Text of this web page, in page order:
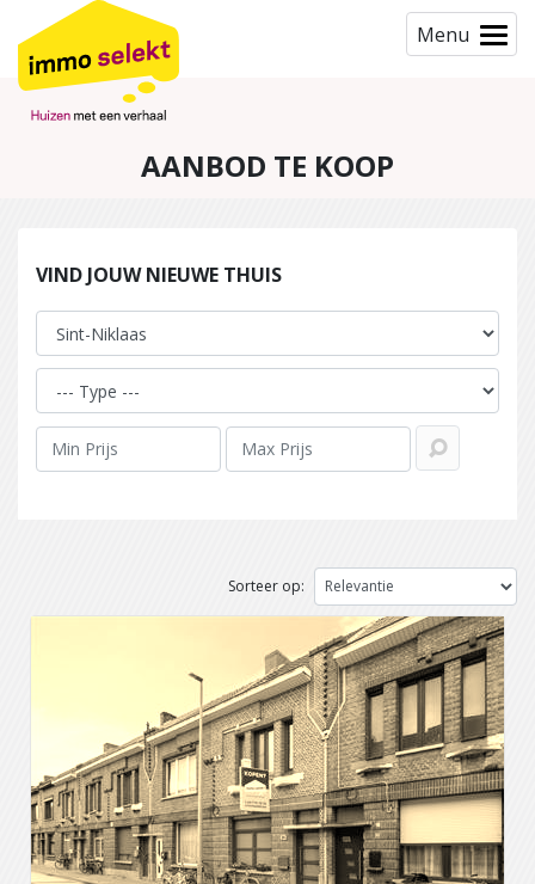
Menu
AANBOD TE KOOP
VIND JOUW NIEUWE THUIS
Sorteer op: